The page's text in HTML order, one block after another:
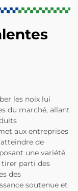
les noix lui
du marché, allant
aux entreprises
de
une variété
tirer parti des
des
soutenue et